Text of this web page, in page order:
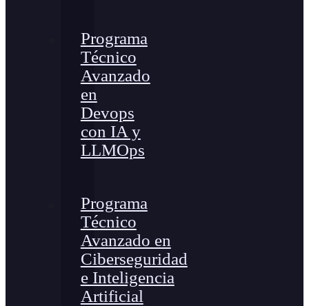
Programa
Técnico
Avanzado
en
Devops
con IA y
LLMOps
Programa
Técnico
Avanzado en
Ciberseguridad
e Inteligencia
Artificial